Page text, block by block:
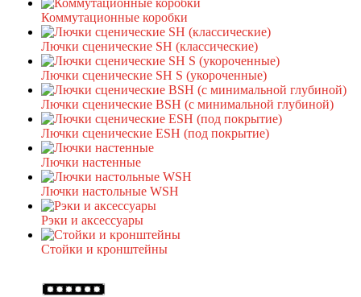
Коммутационные коробки
Лючки сценические SH (классические)
Лючки сценические SH S (укороченные)
Лючки сценические BSH (с минимальной глубиной)
Лючки сценические ESH (под покрытие)
Лючки настенные
Лючки настольные WSH
Рэки и аксессуары
Стойки и кронштейны